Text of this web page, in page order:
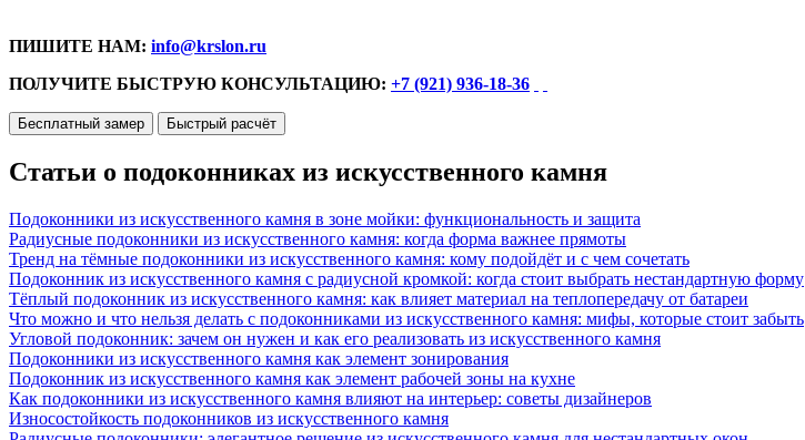
ПИШИТЕ НАМ: info@krslon.ru
ПОЛУЧИТЕ БЫСТРУЮ КОНСУЛЬТАЦИЮ: +7 (921) 936-18-36
Бесплатный замер Быстрый расчёт
Статьи о подоконниках из искусственного камня
Подоконники из искусственного камня в зоне мойки: функциональность и защита
Радиусные подоконники из искусственного камня: когда форма важнее прямоты
Тренд на тёмные подоконники из искусственного камня: кому подойдёт и с чем сочетать
Подоконник из искусственного камня с радиусной кромкой: когда стоит выбрать нестандартную форму
Тёплый подоконник из искусственного камня: как влияет материал на теплопередачу от батареи
Что можно и что нельзя делать с подоконниками из искусственного камня: мифы, которые стоит забыть
Угловой подоконник: зачем он нужен и как его реализовать из искусственного камня
Подоконники из искусственного камня как элемент зонирования
Подоконник из искусственного камня как элемент рабочей зоны на кухне
Как подоконники из искусственного камня влияют на интерьер: советы дизайнеров
Износостойкость подоконников из искусственного камня